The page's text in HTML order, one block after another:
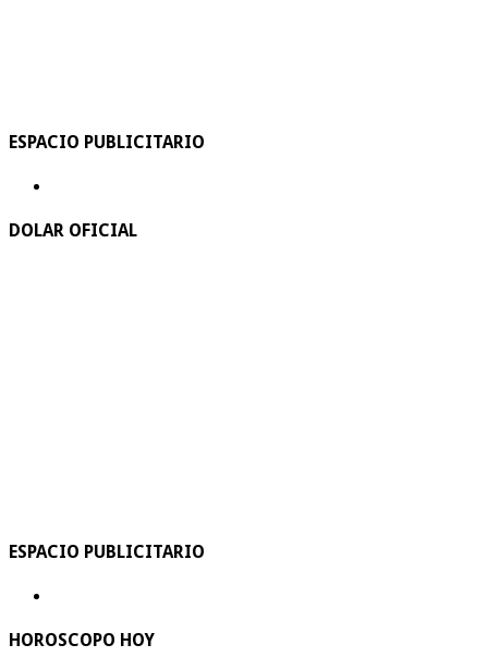
ESPACIO PUBLICITARIO
DOLAR OFICIAL
ESPACIO PUBLICITARIO
HOROSCOPO HOY